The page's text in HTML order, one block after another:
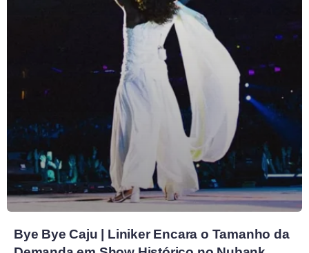
Bye Bye Caju | Liniker Encara o Tamanho da